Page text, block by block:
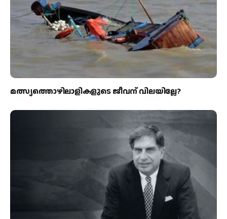
മത്സ്യത്തൊഴിലാളികളുടെ ജീവന് വിലയില്ലേ?